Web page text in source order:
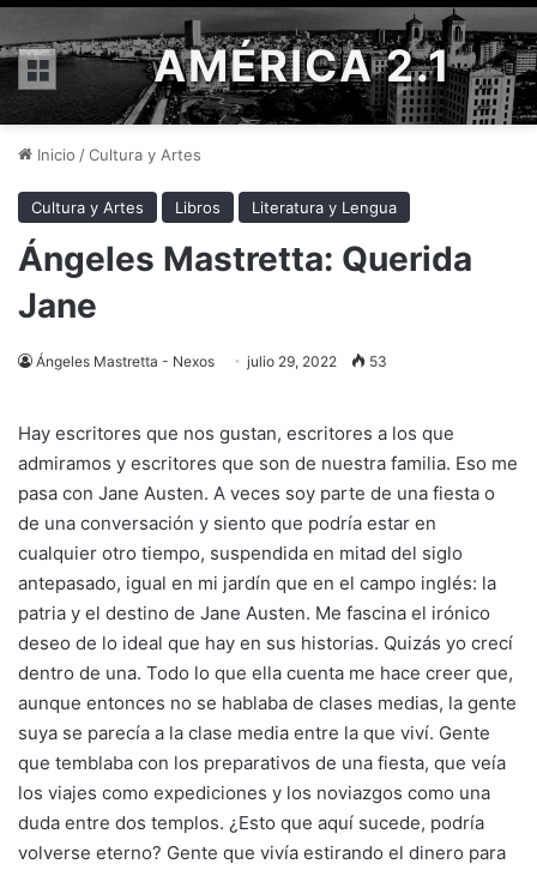
Menú AMÉRICA 2.1
Inicio /Cultura y Artes
Cultura y Artes Libros Literatura y Lengua
Ángeles Mastretta: Querida
Jane
Ángeles Mastretta - Nexos julio 29, 2022 53
Hay escritores que nos gustan, escritores a los que
admiramos y escritores que son de nuestra familia. Eso me
pasa con Jane Austen. A veces soy parte de una fiesta o
de una conversación y siento que podría estar en
cualquier otro tiempo, suspendida en mitad del siglo
antepasado, igual en mi jardín que en el campo inglés: la
patria y el destino de Jane Austen. Me fascina el irónico
deseo de lo ideal que hay en sus historias. Quizás yo crecí
dentro de una. Todo lo que ella cuenta me hace creer que,
aunque entonces no se hablaba de clases medias, la gente
suya se parecía a la clase media entre la que viví. Gente
que temblaba con los preparativos de una fiesta, que veía
los viajes como expediciones y los noviazgos como una
duda entre dos templos. ¿Esto que aquí sucede, podría
volverse eterno? Gente que vivía estirando el dinero para